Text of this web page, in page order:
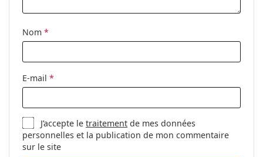
nettoyage:
Autres
Catégorie:
Marque:
Code:
Nom *
E-mail *
J’accepte letraitement de mes données
personnelles et la publication de mon commentaire
sur le site